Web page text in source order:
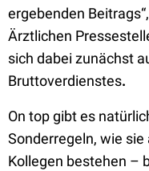
ergebenden
Ärztlichen
sich dabei zunächst
Bruttoverdienstes.
On top gibt es
Sonderregeln, wie
Kollegen bestehen –